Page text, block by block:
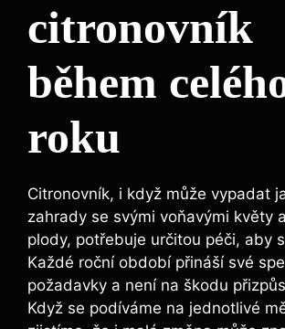
citronovník
během
roku
Citronovník, i když může vypadat
zahrady se svými voňavými květy
plody, potřebuje určitou péči, aby
Každé roční období přináší své
požadavky a není na škodu
Když se podíváme na jednotlivé